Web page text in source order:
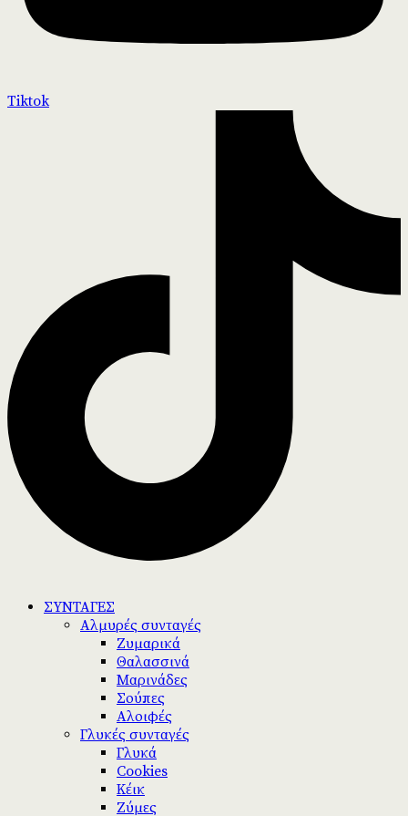
Tiktok
ΣΥΝΤΑΓΕΣ
Αλμυρές συνταγές
Ζυμαρικά
Θαλασσινά
Μαρινάδες
Σούπες
Αλοιφές
Γλυκές συνταγές
Γλυκά
Cookies
Κέικ
Ζύμες